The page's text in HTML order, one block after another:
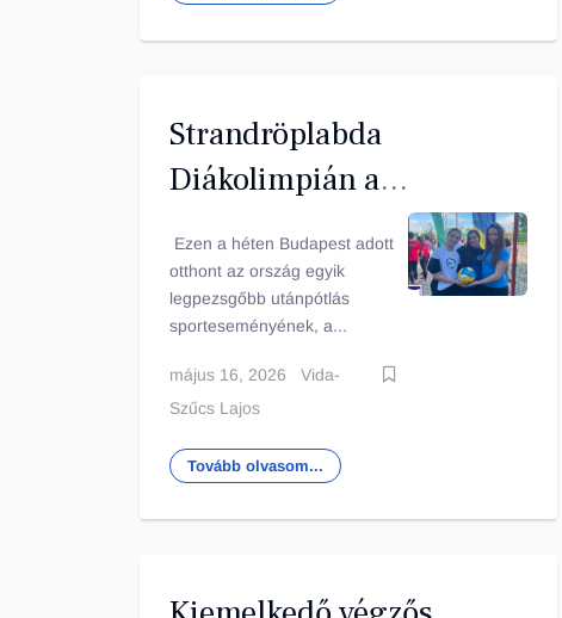
Strandröplabda
Diákolimpián a
Vásárhelyi
Ezen a héten Budapest adott
otthont az ország egyik
legpezsgőbb utánpótlás
sporteseményének, a...
május 16, 2026
Vida-
Szűcs Lajos
Tovább olvasom...